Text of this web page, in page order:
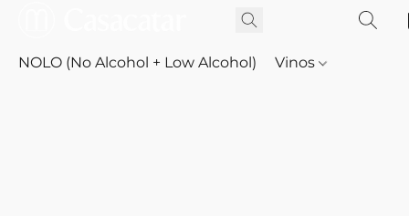
NOLO (No Alcohol + Low Alcohol) Vinos